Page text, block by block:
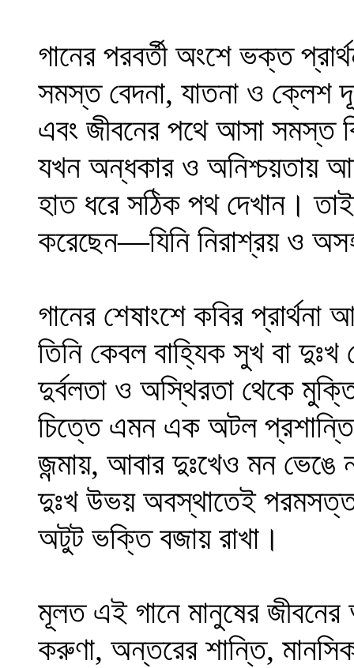
গানের পরবর্তী অংশে ভক্ত
সমস্ত বেদনা, যাতনা ও ক্লেশ
এবং জীবনের পথে আসা সমস্ত
যখন অন্ধকার ও অনিশ্চয়তায়
হাত ধরে সঠিক পথ দেখান।
করেছেন—যিনি নিরাশ্রয় ও
গানের শেষাংশে কবির
তিনি কেবল বাহ্যিক সুখ বা
দুর্বলতা ও অস্থিরতা থেকে
চিত্তে এমন এক অটল প্রশান্তি
জন্মায়, আবার দুঃখেও মন
দুঃখ উভয় অবস্থাতেই
অটুট ভক্তি বজায় রাখা।
মূলত এই গানে মানুষের জীবনের
করুণা, অন্তরের শান্তি,